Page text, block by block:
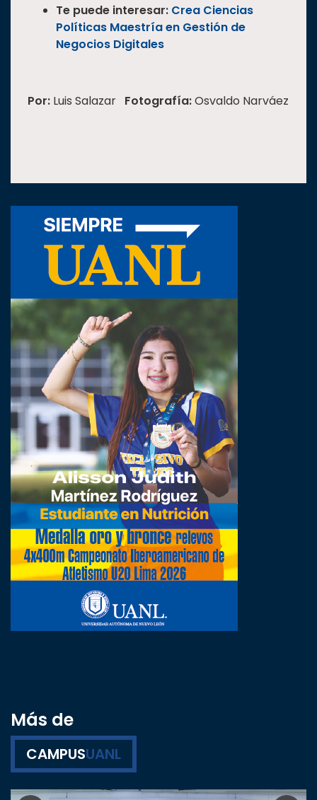
Te puede interesar: Crea Ciencias
Políticas Maestría en Gestión de
Negocios Digitales
Por: Luis Salazar Fotografía:Osvaldo Narváez
Más de
CAMPUSUANL